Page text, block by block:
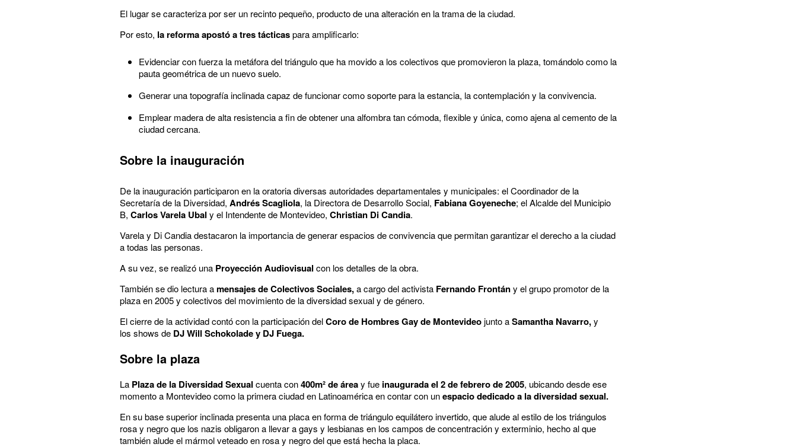
El lugar se caracteriza por ser un recinto pequeño, producto de una alteración en la trama de la ciudad.
Por esto, la reforma apostó a tres tácticaspara amplificarlo:
Evidenciar con fuerza la metáfora del triángulo que ha movido a los colectivos que promovieron la plaza, tomándolo como la
pauta geométrica de un nuevo suelo.
Generar una topografía inclinada capaz de funcionar como soporte para la estancia, la contemplación y la convivencia.
Emplear madera de alta resistencia a fin de obtener una alfombra tan cómoda, flexible y única, como ajena al cemento de la
ciudad cercana.
Sobre la inauguración
De la inauguración participaron en la oratoria diversas autoridades departamentales y municipales: el Coordinador de la
Secretaría de la Diversidad, Andrés Scagliola, la Directora de Desarrollo Social, Fabiana Goyeneche; el Alcalde del Municipio
B, Carlos Varela Ubal y el Intendente de Montevideo, Christian Di Candia.
Varela y Di Candia destacaron la importancia de generar espacios de convivencia que permitan garantizar el derecho a la ciudad
a todas las personas.
A su vez, se realizó una Proyección Audiovisual con los detalles de la obra.
También se dio lectura amensajes de Colectivos Sociales,acargo del activista Fernando Frontány el grupo promotor de la
plaza en 2005 y colectivos del movimiento de la diversidad sexual y de género. ​
El cierre de la actividad contó con la participación delCoro de Hombres Gay de Montevideojunto aSamantha Navarro,y
los shows de DJ Will Schokolade y DJ Fuega.
Sobre la plaza
La Plaza de la Diversidad Sexual cuenta con400m² de áreay fue inaugurada el 2 de febrero de 2005, ubicando desde ese
momento a Montevideo como la primera ciudad en Latinoamérica en contar con unespacio dedicado a la diversidad sexual.
En su base superior inclinada presenta una placa en forma de triángulo equilátero invertido, que alude al estilo de los triángulos
rosa y negro que los nazis obligaron a llevar a gays y lesbianas en los campos de concentración y exterminio, hecho al que
también alude el mármol veteado en rosa y negro del que está hecha la placa.